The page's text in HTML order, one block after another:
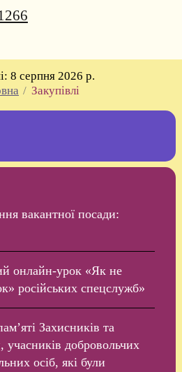
/ Закупівлі
8 серпня 2026 р.
вакантної посади:
онлайн-урок «Як не
російських спецслужб»
Захисників та
учасників добровольчих
осіб, які були